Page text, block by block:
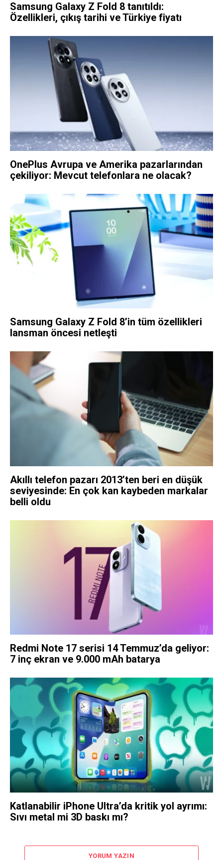
Samsung Galaxy Z Fold 8 tanıtıldı:
Özellikleri, çıkış tarihi ve Türkiye fiyatı
OnePlus Avrupa ve Amerika pazarlarından
çekiliyor: Mevcut telefonlara ne olacak?
Samsung Galaxy Z Fold 8’in tüm özellikleri
lansman öncesi netleşti
Akıllı telefon pazarı 2013’ten beri en düşük
seviyesinde: En çok kan kaybeden markalar
belli oldu
Redmi Note 17 serisi 14 Temmuz’da geliyor:
7 inç ekran ve 9.000 mAh batarya
Katlanabilir iPhone Ultra’da kritik yol ayrımı:
Sıvı metal mi 3D baskı mı?
YORUM YAZIN